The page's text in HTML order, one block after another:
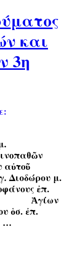
και
3η
αὐτοῦ
Διοδώρου μ.
ἐπ.
Ἁγίων
ὁσ. ἐπ.
…